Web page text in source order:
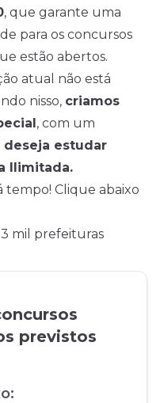
, que garante uma
para os concursos
estão abertos.
atual não está
nisso, criamos
, com um
deseja estudar
Ilimitada.
Clique abaixo
previstos